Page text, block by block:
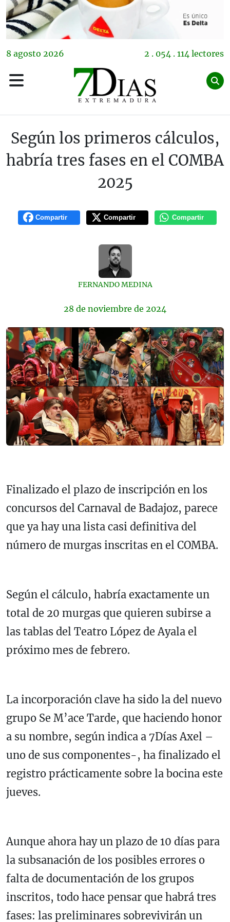
8 agosto 2026 2 . 054 . 114 lectores
Según los primeros cálculos,
habría tres fases en el COMBA
2025
Compartir Compartir Compartir
FERNANDO MEDINA
28 de noviembre de 2024
Finalizado el plazo de inscripción en los
concursos del Carnaval de Badajoz, parece
que ya hay una lista casi definitiva del
número de murgas inscritas en el COMBA.
Según el cálculo, habría exactamente un
total de 20 murgas que quieren subirse a
las tablas del Teatro López de Ayala el
próximo mes de febrero.
La incorporación clave ha sido la del nuevo
grupo Se M’ace Tarde, que haciendo honor
a su nombre, según indica a 7Días Axel –
uno de sus componentes-, ha finalizado el
registro prácticamente sobre la bocina este
jueves.
Aunque ahora hay un plazo de 10 días para
la subsanación de los posibles errores o
falta de documentación de los grupos
inscritos, todo hace pensar que habrá tres
fases: las preliminares sobrevivirán un